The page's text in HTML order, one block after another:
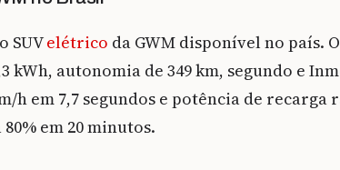
SUVelétrico da GWM disponível no país.
kWh, autonomia de 349 km, segundo e
h em 7,7 segundos e potência de recarga
em 20 minutos.